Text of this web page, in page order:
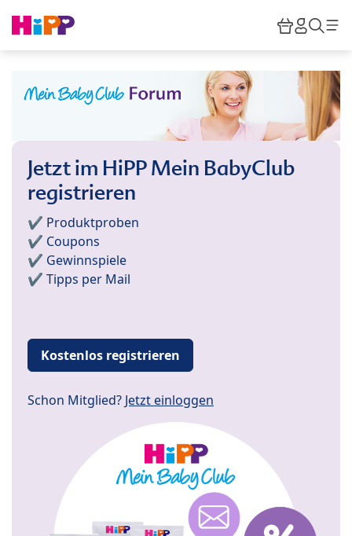
HiPP
Jetzt im HiPP Mein BabyClub
registrieren
✔️ Produktproben
✔️ Coupons
✔️ Gewinnspiele
✔️ Tipps per Mail
Kostenlos registrieren
Schon Mitglied? Jetzt einloggen